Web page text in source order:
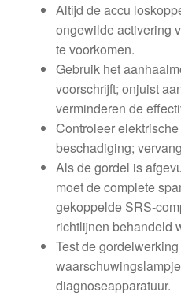
Altijd de accu
ongewilde activering
te voorkomen.
Gebruik het
voorschrijft; onjuist
verminderen de
Controleer
beschadiging;
Als de gordel is
moet de complete
gekoppelde SRS-
richtlijnen behandeld
Test de
diagnoseapparatuur.